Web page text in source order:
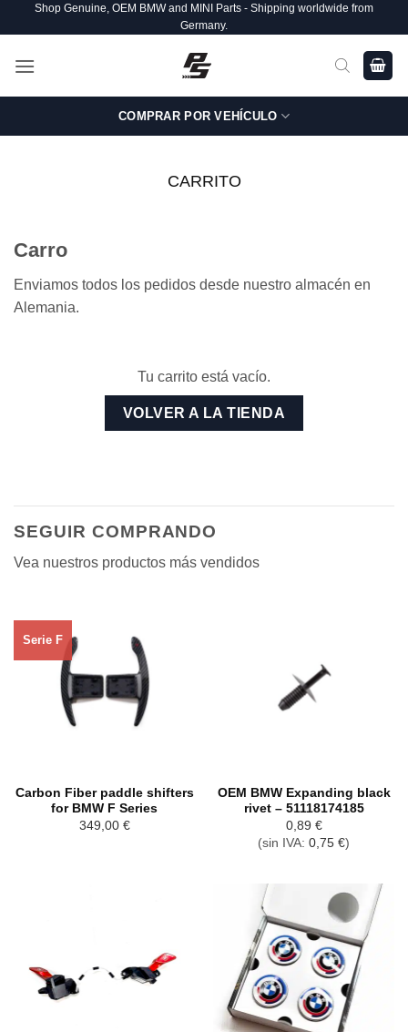
Saltar
al
Shop Genuine, OEM BMW and MINI Parts - Shipping worldwide from
Germany.
COMPRAR POR VEHÍCULO
CARRITO
Carro
Enviamos todos los pedidos desde nuestro almacén en
Alemania.
Tu carrito está vacío.
VOLVER A LA TIENDA
SEGUIR COMPRANDO
Vea nuestros productos más vendidos
Serie F
Carbon Fiber paddle shifters
for BMW F Series
349,00 €
OEM BMW Expanding black
rivet – 51118174185
0,89 €
(sin IVA: 0,75 €)